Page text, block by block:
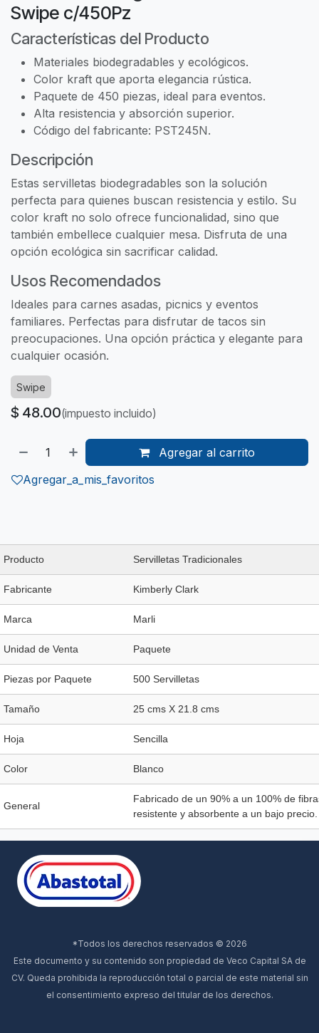
Swipe c/450Pz
Características del Producto
Materiales biodegradables y ecológicos.
Color kraft que aporta elegancia rústica.
Paquete de 450 piezas, ideal para eventos.
Alta resistencia y absorción superior.
Código del fabricante: PST245N.
Descripción
Estas servilletas biodegradables son la solución
perfecta para quienes buscan resistencia y estilo. Su
color kraft no solo ofrece funcionalidad, sino que
también embellece cualquier mesa. Disfruta de una
opción ecológica sin sacrificar calidad.
Usos Recomendados
Ideales para carnes asadas, picnics y eventos
familiares. Perfectas para disfrutar de tacos sin
preocupaciones. Una opción práctica y elegante para
cualquier ocasión.
Swipe
$ 48.00(impuesto incluido)
Agregar al carrito
Agregar_a_mis_favoritos
Producto Servilletas Tradicionales
Fabricante Kimberly Clark
Marca Marli
Unidad de Venta Paquete
Piezas por Paquete 500 Servilletas
Tamaño 25 cms X 21.8 cms
Hoja Sencilla
Color Blanco
General
Fabricado de un 90% a un 100% de
resistente y absorbente a un bajo precio.
*Todos los derechos reservados © 2026
Este documento y su contenido son propiedad de Veco Capital SA de
CV. Queda prohibida la reproducción total o parcial de este material sin
el consentimiento expreso del titular de los derechos.